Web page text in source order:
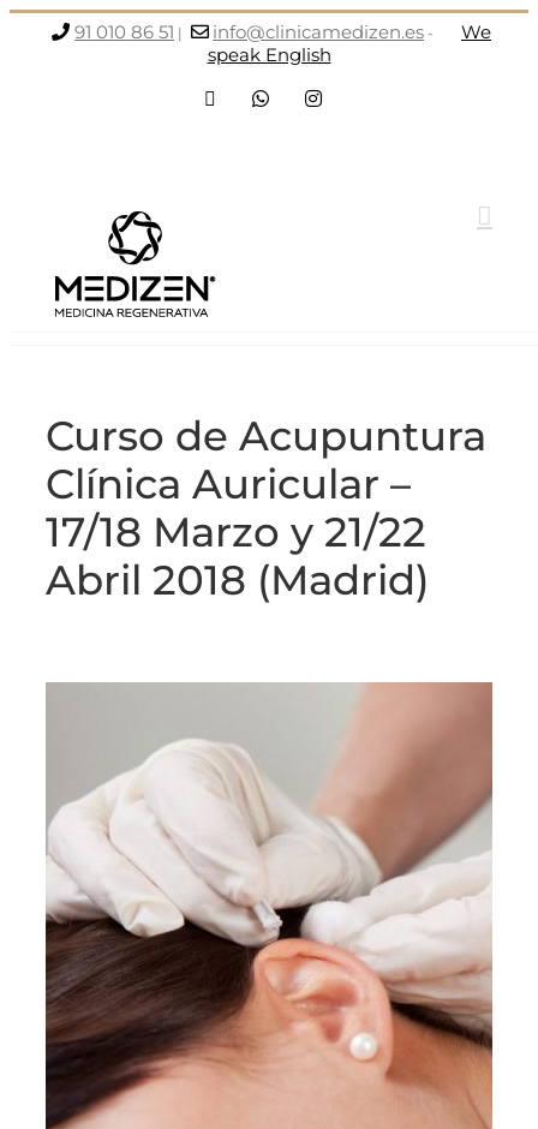
91 010 86 51 | info@clinicamedizen.es -
We
speak English
FacebookWhatsAppInstagram
Curso de Acupuntura
Clínica Auricular –
17/18 Marzo y 21/22
Abril 2018 (Madrid)